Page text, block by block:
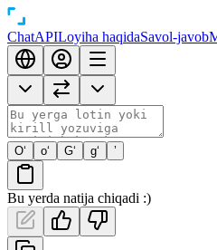
ChatAPILoyiha haqidaSavol-javob
O‘ o‘ G‘ g‘ ’
Bu yerda natija chiqadi :)